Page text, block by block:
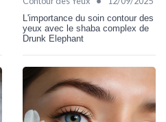
L'importance du soin contour des
yeux avec le shaba complex de
Drunk Elephant